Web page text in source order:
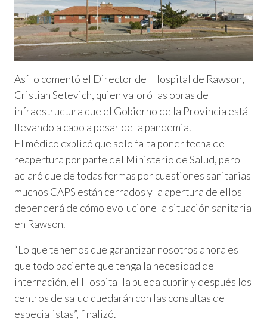
Así lo comentó el Director del Hospital de Rawson,
Cristian Setevich, quien valoró las obras de
infraestructura que el Gobierno de la Provincia está
llevando a cabo a pesar de la pandemia.
El médico explicó que solo falta poner fecha de
reapertura por parte del Ministerio de Salud, pero
aclaró que de todas formas por cuestiones sanitarias
muchos CAPS están cerrados y la apertura de ellos
dependerá de cómo evolucione la situación sanitaria
en Rawson.
“Lo que tenemos que garantizar nosotros ahora es
que todo paciente que tenga la necesidad de
internación, el Hospital la pueda cubrir y después los
centros de salud quedarán con las consultas de
especialistas”, finalizó.